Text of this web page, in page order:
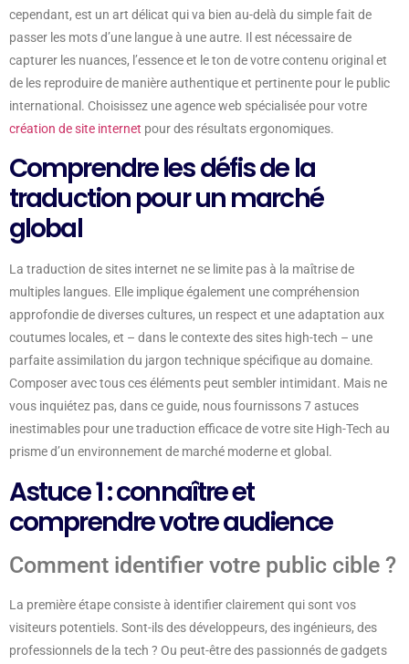
cependant, est un art délicat qui va bien au-delà du simple fait de
passer les mots d’une langue à une autre. Il est nécessaire de
capturer les nuances, l’essence et le ton de votre contenu original et
de les reproduire de manière authentique et pertinente pour le public
international. Choisissez une agence web spécialisée pour votre
création de site internet pour des résultats ergonomiques.
Comprendre les défis de la
traduction pour un marché
global
La traduction de sites internet ne se limite pas à la maîtrise de
multiples langues. Elle implique également une compréhension
approfondie de diverses cultures, un respect et une adaptation aux
coutumes locales, et – dans le contexte des sites high-tech – une
parfaite assimilation du jargon technique spécifique au domaine.
Composer avec tous ces éléments peut sembler intimidant. Mais ne
vous inquiétez pas, dans ce guide, nous fournissons 7 astuces
inestimables pour une traduction efficace de votre site High-Tech au
prisme d’un environnement de marché moderne et global.
Astuce 1 : connaître et
comprendre votre audience
Comment identifier votre public cible ?
La première étape consiste à identifier clairement qui sont vos
visiteurs potentiels. Sont-ils des développeurs, des ingénieurs, des
professionnels de la tech ? Ou peut-être des passionnés de gadgets